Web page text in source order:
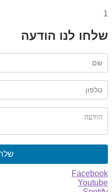
1
שלחו לנו הודעה
Facebook
Youtube